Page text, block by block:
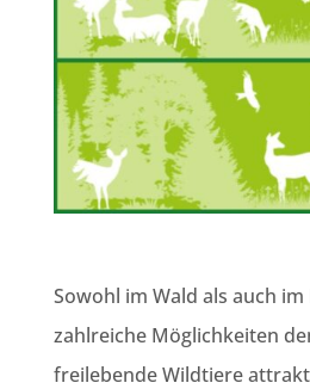
Sowohl im Wald als auch im
zahlreiche Möglichkeiten
freilebende Wildtiere